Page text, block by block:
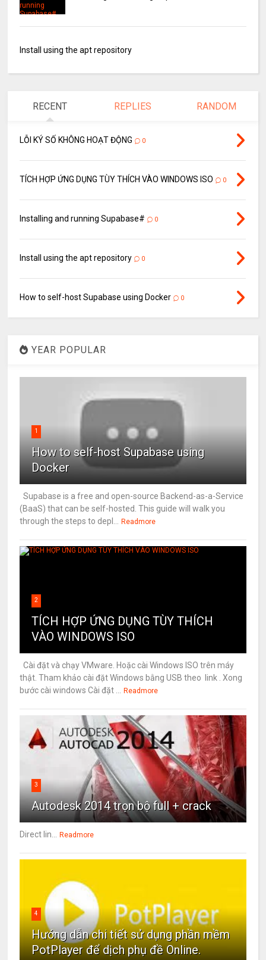
Install using the apt repository
RECENT REPLIES RANDOM
LỖI KÝ SỐ KHÔNG HOẠT ĐỘNG 0
TÍCH HỢP ỨNG DỤNG TÙY THÍCH VÀO WINDOWS ISO 0
Installing and running Supabase# 0
Install using the apt repository 0
How to self-host Supabase using Docker 0
YEAR POPULAR
1
How to self-host Supabase using
Docker
Supabase is a free and open-source Backend-as-a-Service
(BaaS) that can be self-hosted. This guide will walk you
through the steps to depl... Readmore
2
TÍCH HỢP ỨNG DỤNG TÙY THÍCH
VÀO WINDOWS ISO
Cài đặt và chạy VMware. Hoặc cài Windows ISO trên máy
thật. Tham khảo cài đặt Windows bằng USB theo link . Xong
bước cài windows Cài đặt ... Readmore
3
Autodesk 2014 trọn bộ full + crack
Direct lin... Readmore
4
Hướng dẫn chi tiết sử dụng phần mềm
PotPlayer để dịch phụ đề Online.